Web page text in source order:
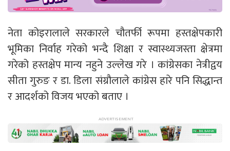
नेता कोइरालाले सरकारले चौतर्फी रूपमा हस्तक्षेपकारी
भूमिका निर्वाह गरेको भन्दै शिक्षा र स्वास्थ्यजस्ता क्षेत्रमा
गरेको हस्तक्षेप मान्य नहुने उल्लेख गरे । कांग्रेसका नेत्रीद्वय
सीता गुरुङ र डा. डिला संग्रौलाले कांग्रेस हारे पनि सिद्धान्त
र आदर्शको विजय भएको बताए ।